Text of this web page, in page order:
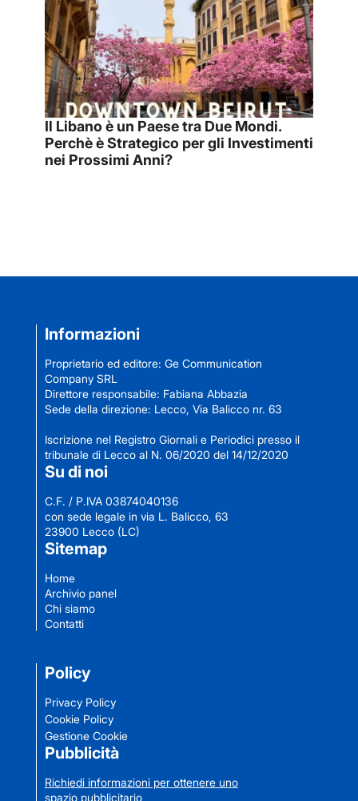
Il Libano è un Paese tra Due Mondi.
Perchè è Strategico per gli Investimenti
nei Prossimi Anni?
Informazioni
Proprietario ed editore: Ge Communication
Company SRL
Direttore responsabile: Fabiana Abbazia
Sede della direzione: Lecco, Via Balicco nr. 63
Iscrizione nel Registro Giornali e Periodici presso il
tribunale di Lecco al N. 06/2020 del 14/12/2020
Su di noi
C.F. / P.IVA 03874040136
con sede legale in via L. Balicco, 63
23900 Lecco (LC)
Sitemap
Home
Archivio panel
Chi siamo
Contatti
Policy
Privacy Policy
Cookie Policy
Gestione Cookie
Pubblicità
Richiedi informazioni per ottenere uno
spazio pubblicitario